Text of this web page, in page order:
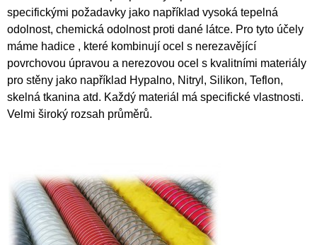
specifickými požadavky jako například vysoká tepelná
odolnost, chemická odolnost proti dané látce. Pro tyto účely
máme hadice , které kombinují ocel s nerezavějící
povrchovou úpravou a nerezovou ocel s kvalitními materiály
pro stěny jako například Hypalno, Nitryl, Silikon, Teflon,
skelná tkanina atd. Každý materiál má specifické vlastnosti.
Velmi široký rozsah průměrů.